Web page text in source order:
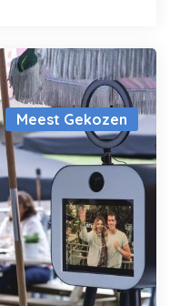
Meest Gekozen